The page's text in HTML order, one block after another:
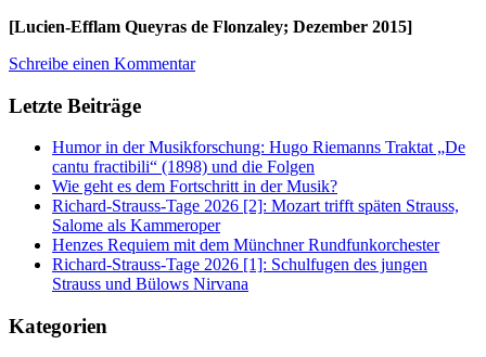
[Lucien-Efflam Queyras de Flonzaley; Dezember 2015]
Schreibe einen Kommentar
Letzte Beiträge
Humor in der Musikforschung: Hugo Riemanns Traktat „De
cantu fractibili“ (1898) und die Folgen
Wie geht es dem Fortschritt in der Musik?
Richard-Strauss-Tage 2026 [2]: Mozart trifft späten Strauss,
Salome als Kammeroper
Henzes Requiem mit dem Münchner Rundfunkorchester
Richard-Strauss-Tage 2026 [1]: Schulfugen des jungen
Strauss und Bülows Nirvana
Kategorien